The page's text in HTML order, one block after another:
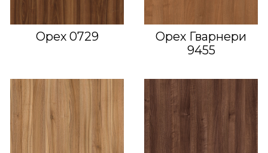
Орех 0729
Орех Гварнери
9455